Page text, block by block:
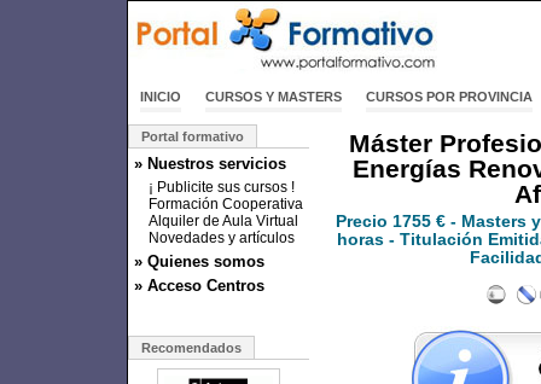
INICIO CURSOS Y MASTERS CURSOS POR PROVINCIA
Portal formativo
» Nuestros servicios
¡ Publicite sus cursos !
Formación Cooperativa
Alquiler de Aula Virtual
Novedades y artículos
» Quienes somos
» Acceso Centros
Recomendados
Máster
Energías
Precio 1755 € - Masters
horas - Titulación